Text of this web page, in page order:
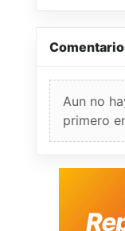
Aun no
primero